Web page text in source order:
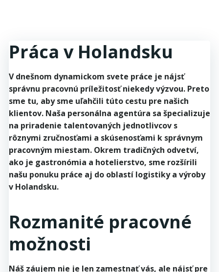
Práca v Holandsku
V dnešnom dynamickom svete práce je nájsť
správnu pracovnú príležitosť niekedy výzvou. Preto
sme tu, aby sme uľahčili túto cestu pre našich
klientov. Naša personálna agentúra sa špecializuje
na priradenie talentovaných jednotlivcov s
rôznymi zručnosťami a skúsenosťami k správnym
pracovným miestam. Okrem tradičných odvetví,
ako je gastronómia a hotelierstvo, sme rozšírili
našu ponuku práce aj do oblastí logistiky a výroby
v Holandsku.
Rozmanité pracovné
možnosti
Náš záujem nie je len zamestnať vás, ale nájsť pre